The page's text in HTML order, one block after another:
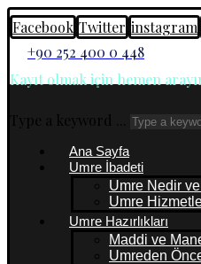
Facebook Twitter instagram
+90 252 400 0 448
Kayıt olmak için hemen
Type a keyword ...
Ana Sayfa
Umre İbadeti
Umre Nedir ve
Umre
Umre Hazırlıkları
Maddi ve
Umreden